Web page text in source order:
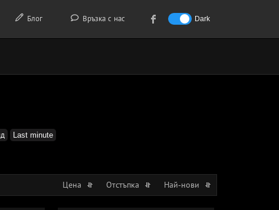
Блог Връзка с нас Dark
Last minute
Цена Отстъпка Най-нови